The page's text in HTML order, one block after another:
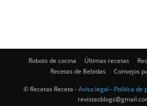
Robots de cocina Últimas recetas
Recetas de Bebidas
Consejos
© Recetas Receta -Aviso legal - Política de